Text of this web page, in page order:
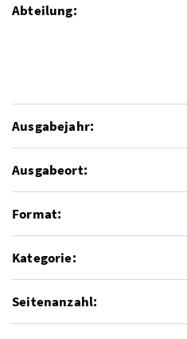
Abteilung:
Ausgabejahr:
Ausgabeort:
Format:
Kategorie:
Seitenanzahl: